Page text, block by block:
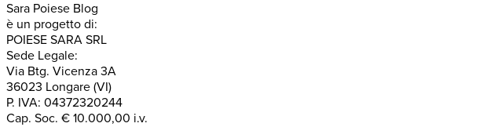
Sara Poiese Blog
è un progetto di:
POIESE SARA SRL
Sede Legale:
Via Btg. Vicenza 3A
36023 Longare (VI)
P. IVA: 04372320244
Cap. Soc. € 10.000,00 i.v.